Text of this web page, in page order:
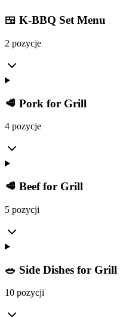
🍱 K-BBQ Set Menu
2 pozycje
🥩 Pork for Grill
4 pozycje
🥩 Beef for Grill
5 pozycji
🥗 Side Dishes for Grill
10 pozycji